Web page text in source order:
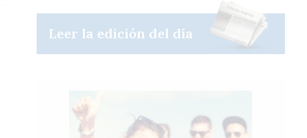
Leer la edición del día